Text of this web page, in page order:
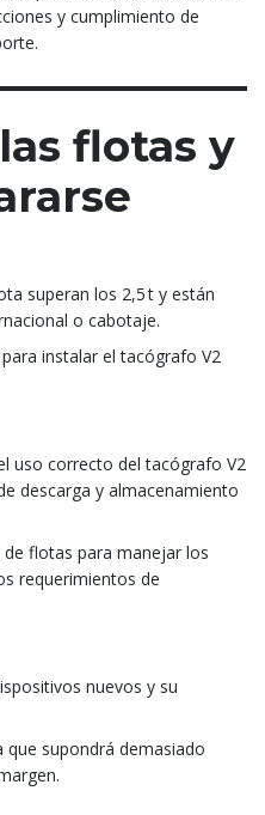
y cumplimiento de
flotas y
superan los 2,5 t y están
o cabotaje.
instalar el tacógrafo V2
uso correcto del tacógrafo V2
descarga y almacenamiento
flotas para manejar los
requerimientos de
nuevos y su
que supondrá demasiado